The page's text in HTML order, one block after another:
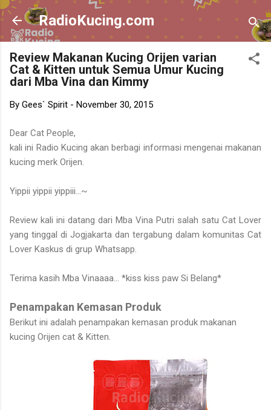
Skip to main content
RadioKucing.com
Review Makanan Kucing Orijen varian
Cat & Kitten untuk Semua Umur Kucing
dari Mba Vina dan Kimmy
By Gees` Spirit - November 30, 2015
Dear Cat People,
kali ini Radio Kucing akan berbagi informasi mengenai makanan
kucing merk Orijen.
Yippii yippii yippiii...~
Review kali ini datang dari Mba Vina Putri salah satu Cat Lover
yang tinggal di Jogjakarta dan tergabung dalam komunitas Cat
Lover Kaskus di grup Whatsapp.
Terima kasih Mba Vinaaaa... *kiss kiss paw Si Belang*
Penampakan Kemasan Produk
Berikut ini adalah penampakan kemasan produk makanan
kucing Orijen cat & Kitten.